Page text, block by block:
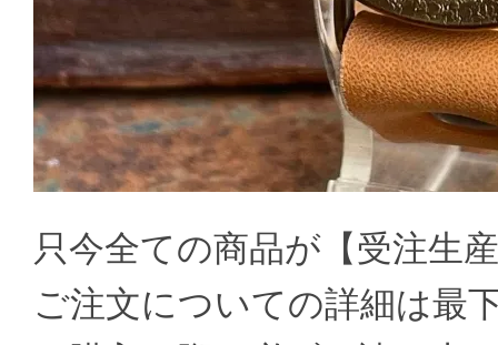
只今全ての商品が【受注生
ご注文についての詳細は最